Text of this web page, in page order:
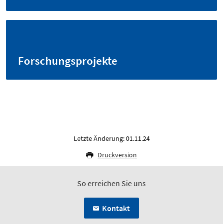
Forschungsprojekte
Letzte Änderung: 01.11.24
Druckversion
So erreichen Sie uns
Kontakt